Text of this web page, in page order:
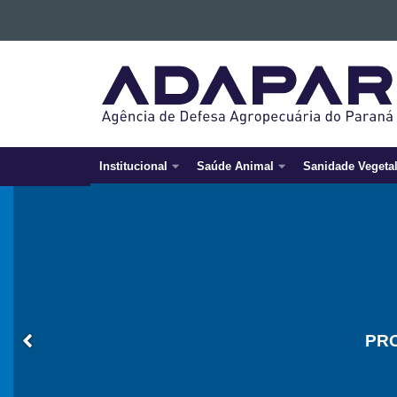
Ir para a navegação
DE
DEFESA
AGROPECUÁRIA
DO
PARANÁ
-
Navegação
Institucional Saúde Animal Sanidade Vegetal